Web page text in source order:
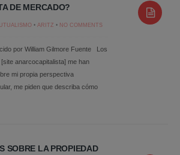
DE MERCADO?
• ARITZ • NO COMMENTS
por William Gilmore Fuente Los
anarcocapitalista] me han
mi propia perspectiva
me piden que describa cómo
SOBRE LA PROPIEDAD